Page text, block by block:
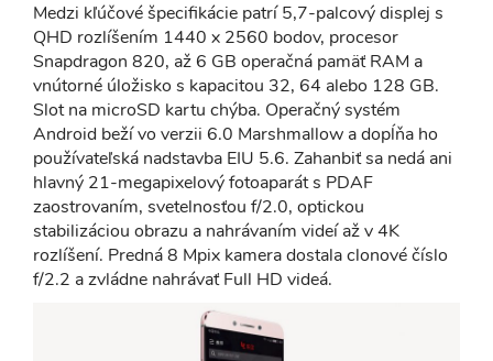
Medzi kľúčové špecifikácie patrí 5,7-palcový displej s
QHD rozlíšením 1440 x 2560 bodov, procesor
Snapdragon 820, až 6 GB operačná pamäť RAM a
vnútorné úložisko s kapacitou 32, 64 alebo 128 GB.
Slot na microSD kartu chýba. Operačný systém
Android beží vo verzii 6.0 Marshmallow a dopĺňa ho
používateľská nadstavba EIU 5.6. Zahanbiť sa nedá ani
hlavný 21-megapixelový fotoaparát s PDAF
zaostrovaním, svetelnosťou f/2.0, optickou
stabilizáciou obrazu a nahrávaním videí až v 4K
rozlíšení. Predná 8 Mpix kamera dostala clonové číslo
f/2.2 a zvládne nahrávať Full HD videá.